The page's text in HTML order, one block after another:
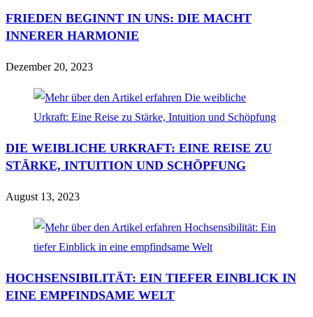
FRIEDEN BEGINNT IN UNS: DIE MACHT
INNERER HARMONIE
Dezember 20, 2023
DIE WEIBLICHE URKRAFT: EINE REISE ZU
STÄRKE, INTUITION UND SCHÖPFUNG
August 13, 2023
HOCHSENSIBILITÄT: EIN TIEFER EINBLICK IN
EINE EMPFINDSAME WELT